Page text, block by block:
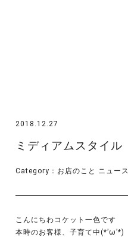
2018.12.27
ミディアムスタイル
Category： お店のこと ニュース
こんにちわコケット一色です
本時のお客様、子育て中(*’ω’*)